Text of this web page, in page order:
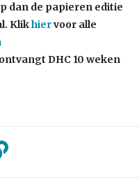
dan de papieren editie
Klikhiervoor alle
DHC 10 weken